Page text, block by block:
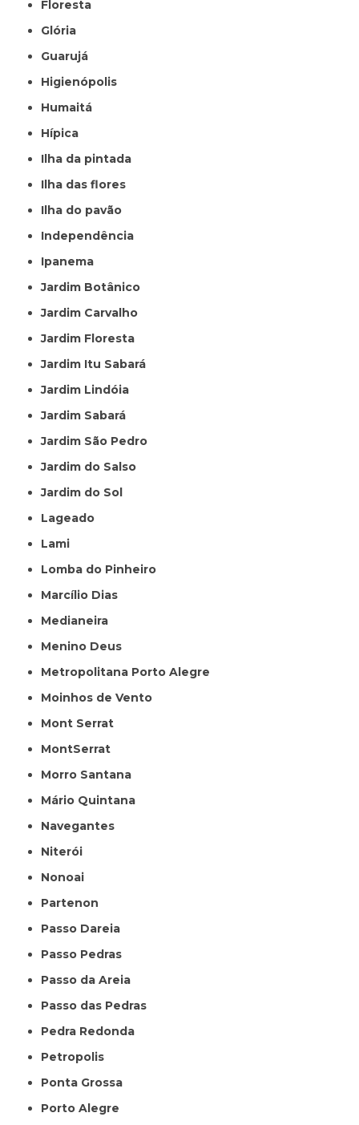
Floresta
Glória
Guarujá
Higienópolis
Humaitá
Hípica
Ilha da pintada
Ilha das flores
Ilha do pavão
Independência
Ipanema
Jardim Botânico
Jardim Carvalho
Jardim Floresta
Jardim Itu Sabará
Jardim Lindóia
Jardim Sabará
Jardim São Pedro
Jardim do Salso
Jardim do Sol
Lageado
Lami
Lomba do Pinheiro
Marcílio Dias
Medianeira
Menino Deus
Metropolitana Porto Alegre
Moinhos de Vento
Mont Serrat
MontSerrat
Morro Santana
Mário Quintana
Navegantes
Niterói
Nonoai
Partenon
Passo Dareia
Passo Pedras
Passo da Areia
Passo das Pedras
Pedra Redonda
Petropolis
Ponta Grossa
Porto Alegre